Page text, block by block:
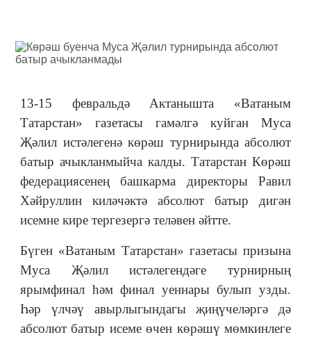
13-15 февральдә Актанышта «Ватаным
Татарстан» газетасы гамәлгә куйган Муса
Җәлил истәлегенә көрәш турнирында абсолют
батыр ачыкланмыйча калды. Татарстан Көрәш
федерациясенең башкарма директоры Равил
Хәйруллин киләчәктә абсолют батыр дигән
исемне кире тергезергә теләвен әйтте.
Бүген «Ватаным Татарстан» газетасы призына
Муса Җәлил истәлегендәге турнирның
ярымфинал һәм финал уеннары булып узды.
Һәр үлчәү авырлыгындагы җиңүчеләргә дә
абсолют батыр исеме өчен көрәшү мөмкинлеге